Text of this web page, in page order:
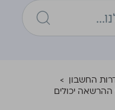
החשבון >
ההרשאה יכולים